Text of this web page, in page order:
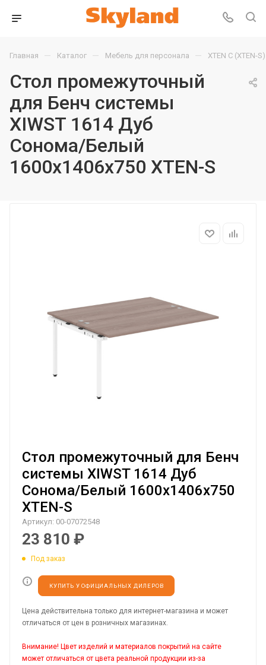
Главная — Каталог — Мебель для персонала — XTEN С (XTEN-S)
Стол промежуточный
для Бенч системы
XIWST 1614 Дуб
Сонома/Белый
1600х1406х750 XTEN-S
Стол промежуточный для Бенч
системы XIWST 1614 Дуб
Сонома/Белый 1600х1406х750
XTEN-S
Артикул: 00-07072548
23 810 ₽
Под заказ
КУПИТЬ У ОФИЦИАЛЬНЫХ ДИЛЕРОВ
Цена действительна только для интернет-магазина и может
отличаться от цен в розничных магазинах.
Внимание! Цвет изделий и материалов покрытий на сайте
может отличаться от цвета реальной продукции из-за